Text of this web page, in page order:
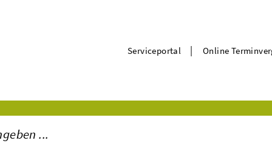
Serviceportal | Online